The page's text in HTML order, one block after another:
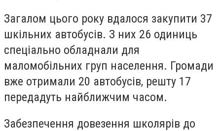
Загалом цього року вдалося закупити 37
шкільних автобусів. З них 26 одиниць
спеціально обладнали для
маломобільних груп населення. Громади
вже отримали 20 автобусів, решту 17
передадуть найближчим часом.
Забезпечення довезення школярів до